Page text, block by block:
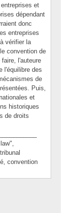
et
dépendant
donc
entreprises
vérifier la
convention de
l'auteure
l'équilibre des
de
Puis,
et
historiques
de droits
convention